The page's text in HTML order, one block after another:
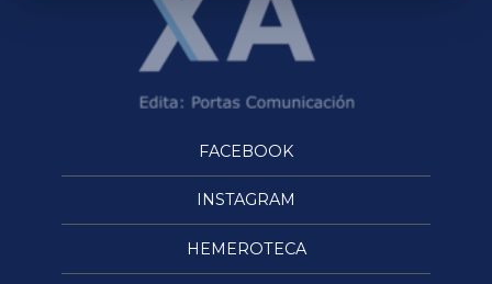
FACEBOOK
INSTAGRAM
HEMEROTECA